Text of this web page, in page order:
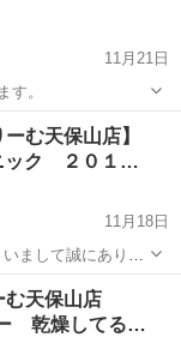
11月21日
す。
スチーマー
む天保山店】
ック ２０１…
11月18日
まして誠にありが
宣伝としての掲載
商品
む天保山店
乾燥してる…